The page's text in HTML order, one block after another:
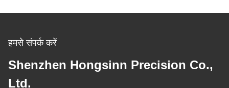
हमसे संपर्क करें
Shenzhen Hongsinn Precision Co.,
Ltd.